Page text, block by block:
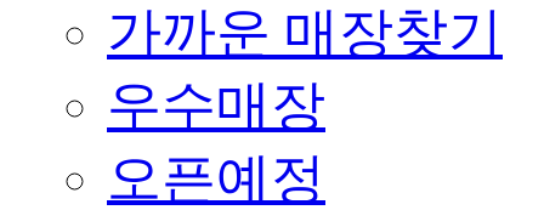
가까운 매장찾기
우수매장
오픈예정